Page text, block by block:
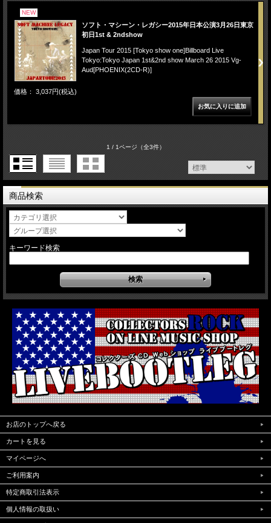
NEW
ソフト・マシーン・レガシー2015年日本公演3月26日東京
初日1st & 2ndshow
Japan Tour 2015 [Tokyo show one]Billboard Live
Tokyo:Tokyo Japan 1st&2nd show March 26 2015 Vg-
Aud[PHOENIX(2CD-R)]
価格： 3,037円(税込)
1 / 1ページ（全3件）
商品検索
キーワード検索
お店のトップへ戻る
カートを見る
マイページへ
ご利用案内
特定商取引法表示
個人情報の取扱い